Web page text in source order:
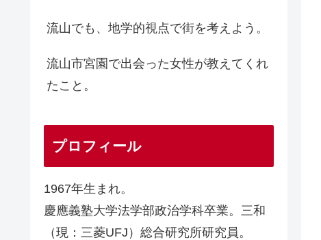
流山でも、地学的視点で街を考えよう。
流山市宮園で出会った女性が教えてくれ
たこと。
プロフィール
1967年生まれ。
慶應義塾大学法学部政治学科卒業。三和
（現：三菱UFJ）総合研究所研究員。